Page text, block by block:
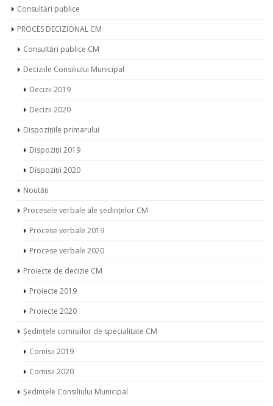
Consultări publice
PROCES DECIZIONAL CM
Consultări publice CM
Deciziile Consiliului Municipal
Decizii 2019
Decizii 2020
Dispozițiile primarului
Dispoziții 2019
Dispoziții 2020
Noutăți
Procesele verbale ale ședințelor CM
Procese verbale 2019
Procese verbale 2020
Proiecte de decizie CM
Proiecte 2019
Proiecte 2020
Ședințele comisiilor de specialitate CM
Comisii 2019
Comisii 2020
Ședințele Consiliului Municipal